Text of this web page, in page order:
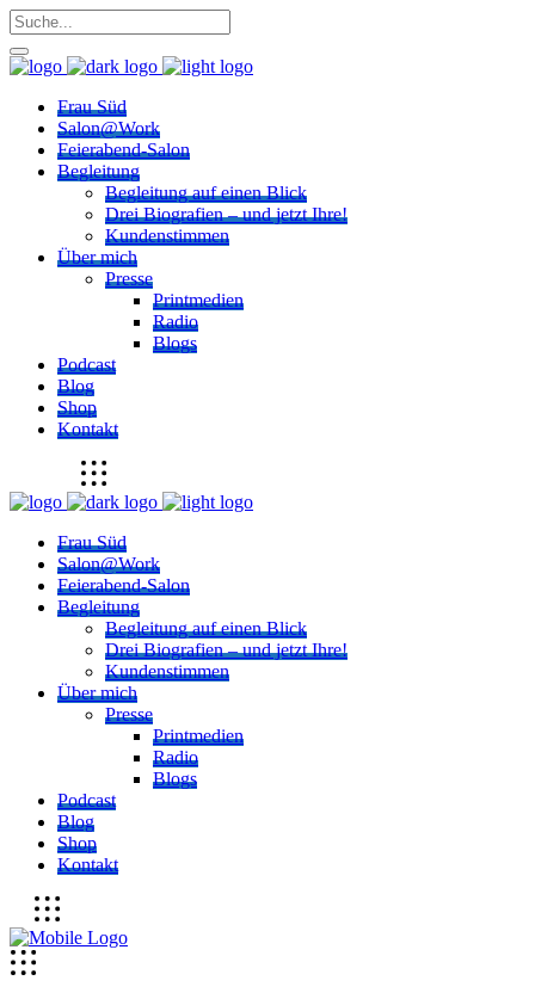
Frau Süd
Salon@Work
Feierabend-Salon
Begleitung
Begleitung auf einen Blick
Drei Biografien – und jetzt Ihre!
Kundenstimmen
Über mich
Presse
Printmedien
Radio
Blogs
Podcast
Blog
Shop
Kontakt
Frau Süd
Salon@Work
Feierabend-Salon
Begleitung
Begleitung auf einen Blick
Drei Biografien – und jetzt Ihre!
Kundenstimmen
Über mich
Presse
Printmedien
Radio
Blogs
Podcast
Blog
Shop
Kontakt